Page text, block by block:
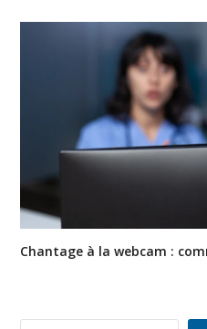
Chantage à la webcam :